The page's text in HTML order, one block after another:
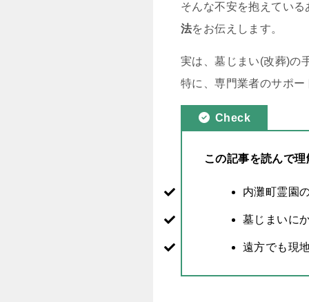
そんな不安を抱えてい
法をお伝えします。
実は、墓じまい(改葬)の
特に、専門業者のサポ
Check
この記事を読んで
内灘町霊園
墓じまいに
遠方でも現